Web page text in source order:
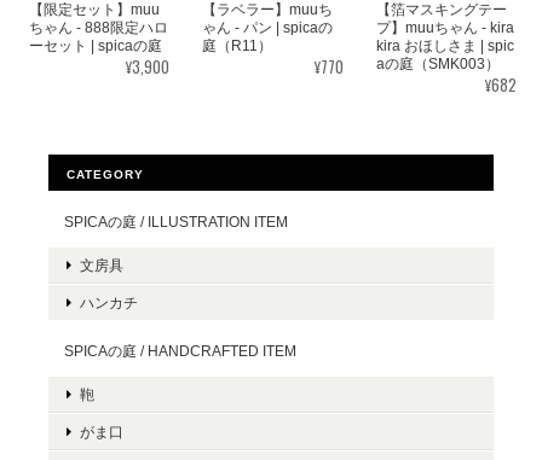
【限定セット】muu
ちゃん - 888限定ハロ
ーセット | spicaの庭
¥3,900
【ラベラー】muuち
ゃん - パン | spicaの
庭（R11）
¥770
【箔マスキングテー
プ】muuちゃん - kira
kira おほしさま | spic
aの庭（SMK003）
¥682
CATEGORY
SPICAの庭 / ILLUSTRATION ITEM
文房具
ハンカチ
SPICAの庭 / HANDCRAFTED ITEM
鞄
がま口